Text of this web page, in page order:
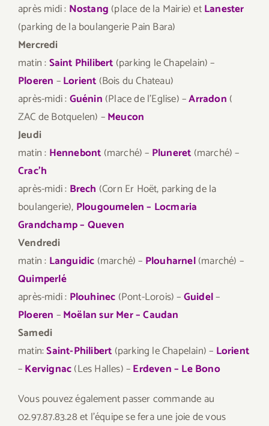
après midi : Nostang (place de la Mairie) etLanester
(parking de la boulangerie Pain Bara)
Mercredi
matin :Saint Philibert (parking le Chapelain) –
Ploeren –Lorient (Bois du Chateau)
après-midi :Guénin (Place de l’Eglise) –Arradon (
ZAC de Botquelen) –Meucon
Jeudi
matin : Hennebont (marché) – Pluneret (marché) –
Crac’h
après-midi : Brech (Corn Er Hoët, parking de la
boulangerie), Plougoumelen – Locmaria
Grandchamp – Queven
Vendredi
matin : Languidic (marché) – Plouharnel(marché) –
Quimperlé
après-midi : Plouhinec (Pont-Lorois) –Guidel–
Ploeren –Moëlan sur Mer – Caudan
Samedi
matin:Saint-Philibert (parking le Chapelain) – Lorient
–Kervignac(Les Halles) –Erdeven – Le Bono
Vous pouvez également passer commande au
02.97.87.83.28 et l’équipe se fera une joie de vous